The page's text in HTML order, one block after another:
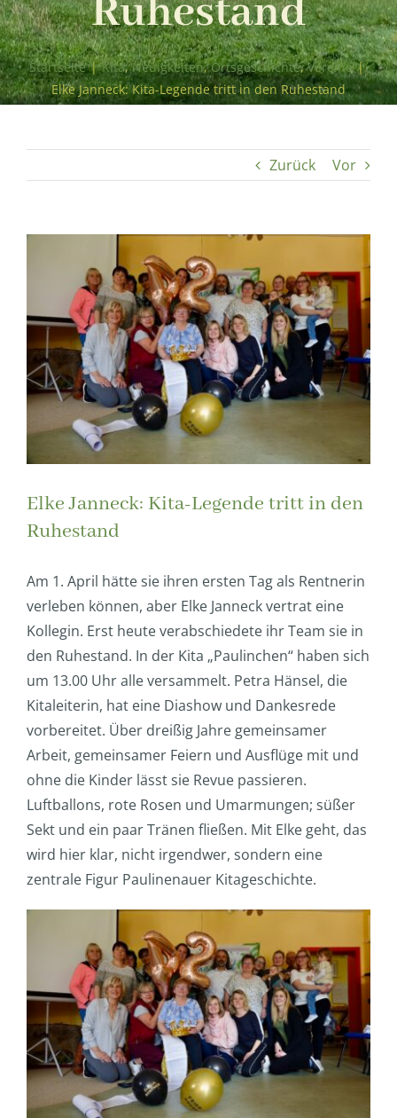
Ruhestand
Startseite | Kita,Neuigkeiten,Ortsgeschichte,Vereine |
Elke Janneck: Kita-Legende tritt in den Ruhestand
Zurück Vor
grösseres
Elke Janneck: Kita-Legende tritt in den
Ruhestand
Am 1. April hätte sie ihren ersten Tag als Rentnerin
verleben können, aber Elke Janneck vertrat eine
Kollegin. Erst heute verabschiedete ihr Team sie in
den Ruhestand. In der Kita „Paulinchen“ haben sich
um 13.00 Uhr alle versammelt. Petra Hänsel, die
Kitaleiterin, hat eine Diashow und Dankesrede
vorbereitet. Über dreißig Jahre gemeinsamer
Arbeit, gemeinsamer Feiern und Ausflüge mit und
ohne die Kinder lässt sie Revue passieren.
Luftballons, rote Rosen und Umarmungen; süßer
Sekt und ein paar Tränen fließen. Mit Elke geht, das
wird hier klar, nicht irgendwer, sondern eine
zentrale Figur Paulinenauer Kitageschichte.